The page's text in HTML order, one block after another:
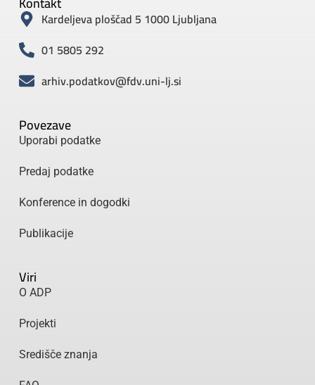
Povezave
Uporabi podatke
Predaj podatke
Konference in dogodki
Publikacije
Viri
O ADP
Projekti
Središče znanja
Kardeljeva ploščad 5 1000 Ljubljana
01 5805 292
arhiv.podatkov@fdv.uni-lj.si